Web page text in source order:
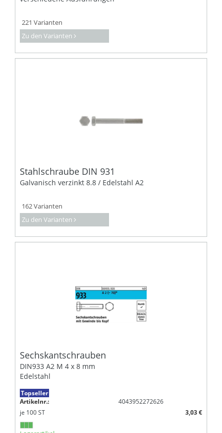
221 Varianten
Zu den Varianten
Stahlschraube DIN 931
Galvanisch verzinkt 8.8 / Edelstahl A2
162 Varianten
Zu den Varianten
Sechskantschrauben
DIN933 A2 M 4 x 8 mm
Edelstahl
Topseller
Artikelnr.:
4043952272626
je 100ST 3,03 €